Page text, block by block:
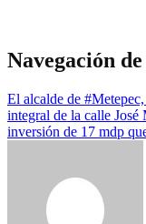
Navegación
El alcalde de
integral de la calle
inversión de 17 mdp